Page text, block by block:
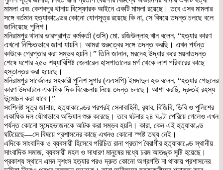
মামলা এবং কেশবপুর থানায় বিস্ফোরক আইনে একটি মামলা রয়েছে। তবে এসব মামলার
সঙ্গে বর্তমান হত্যাকাণ্ডের কোনো যোগসূত্র রয়েছে কি না, সে বিষয়ে তদন্ত চলছে বলে
জানিয়েছে পুলিশ।
মনিরামপুর থানার ভারপ্রাপ্ত কর্মকর্তা (ওসি) মো. রজিউল্লাহ খান বলেন, “হত্যার কারণ
এখনো নিশ্চিতভাবে জানা যায়নি। আমরা গুরুত্বের সঙ্গে তদন্ত করছি। এখন পর্যন্ত
কাউকে গ্রেপ্তার করা সম্ভব হয়নি।” তিনি জানান, মরদেহ উদ্ধার করে ময়নাতদন্ত
শেষে যশোর ২৫০ শয্যাবিশিষ্ট জেনারেল হাসপাতালের মর্গ থেকে লাশ পরিবারের কাছে
হস্তান্তর করা হয়েছে।
মনিরামপুর সার্কেলের সহকারী পুলিশ সুপার (এএসপি) ইমদাদুল হক বলেন, “হত্যার পেছনের
কারণ উদঘাটনে একাধিক দিক বিবেচনায় নিয়ে তদন্ত চলছে। আশা করছি, দ্রুতই রহস্য
উন্মোচন করা যাবে।”
সংশ্লিষ্ট সূত্র জানায়, হত্যাকাণ্ডের পরপরই সেনাবাহিনী, র‌্যাব, বিজিবি, ডিবি ও পুলিশের
একাধিক দল যৌথভাবে অভিযান শুরু করেছে। তবে ঘটনার ২৪ ঘণ্টা পেরিয়ে গেলেও এখন
পর্যন্ত কোনো সন্দেহভাজনকে আটক করা সম্ভব হয়নি। কারা, কেন এই হত্যাকাণ্ড
ঘটিয়েছে—সে বিষয়ে প্রশাসনের কাছে এখনও কোনো স্পষ্ট তথ্য নেই।
এদিকে সাংবাদিক ও ব্যবসায়ী হিসেবে পরিচিত রানা প্রতাপ বৈরাগীর হত্যাকাণ্ডে স্থানীয়
সাংবাদিক সমাজ, ব্যবসায়ী মহল ও সাধারণ মানুষের মধ্যে চরম আতঙ্ক সৃষ্টি হয়েছে।
প্রকাশ্য স্থানে এমন নৃশংস হত্যার পরও দ্রুত কোনো অগ্রগতি না থাকায় প্রশাসনের